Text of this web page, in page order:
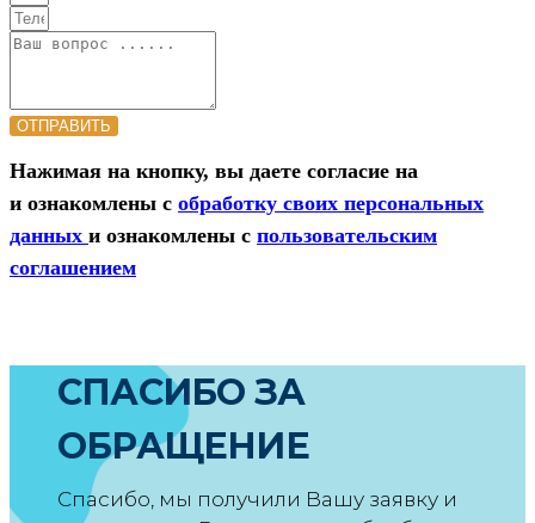
ОТПРАВИТЬ
Нажимая на кнопку, вы даете согласие на
и ознакомлены с обработку своих персональных
данных и ознакомлены с пользовательским
соглашением
СПАСИБО ЗА
ОБРАЩЕНИЕ
Спасибо, мы получили Вашу заявку и